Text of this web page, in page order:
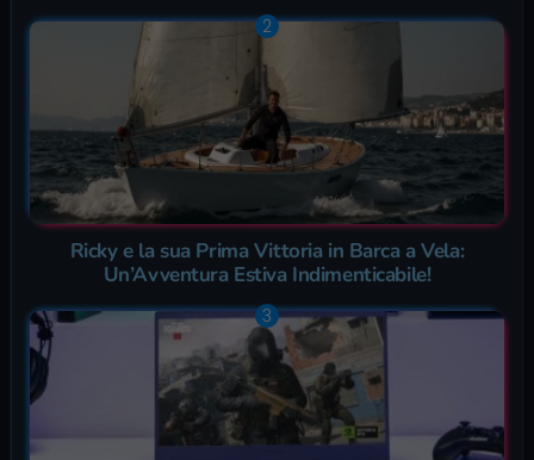
Ricky e la sua Prima Vittoria in Barca a Vela:
Un’Avventura Estiva Indimenticabile!